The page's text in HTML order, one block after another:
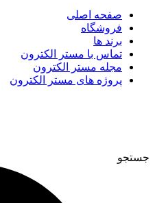
صفحه اصلی
فروشگاه
برند ها
تماس با مستر الکترون
مجله مستر الکترون
پروژه های مستر الکترون
جستجو